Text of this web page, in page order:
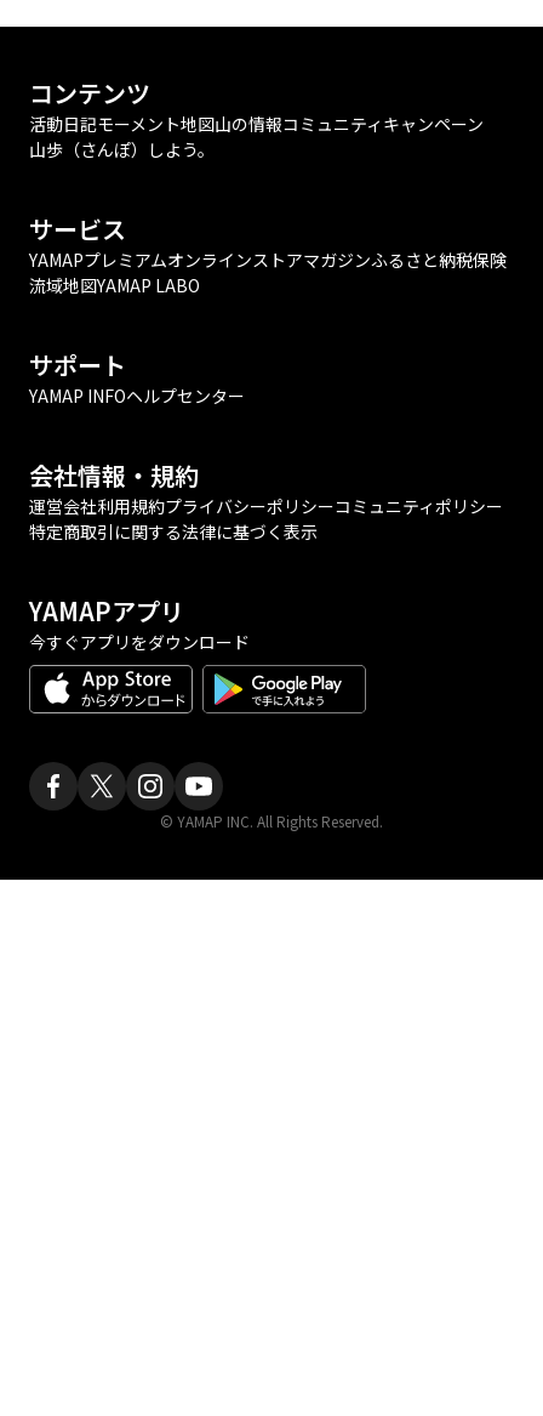
コンテンツ
活動日記モーメント地図山の情報コミュニティ キャンペーン
山歩（さんぽ）しよう。
サービス
YAMAPプレミアムオンラインストアマガジンふるさと納税保険
流域地図YAMAP LABO
サポート
YAMAP INFOヘルプセンター
会社情報・規約
運営会社利用規約プライバシーポリシーコミュニティポリシー
特定商取引に関する法律に基づく表示
YAMAPアプリ
今すぐアプリをダウンロード
© YAMAP INC. All Rights Reserved.